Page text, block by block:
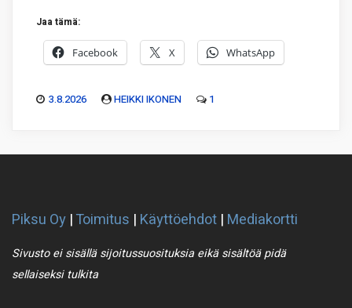
Jaa tämä:
Facebook X WhatsApp
3.8.2026 HEIKKI IKONEN 1
Piksu Oy |Toimitus | Käyttöehdot | Mediakortti
Sivusto ei sisällä sijoitussuosituksia eikä sisältöä pidä
sellaiseksi tulkita